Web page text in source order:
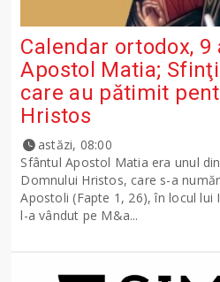
Calendar ortodox, 9
Apostol Matia;
care au pătimit
Hristos
astăzi, 08:00
Sfântul Apostol Matia era unul
Domnului Hristos, care s-a
Apostoli (Fapte 1, 26), în locul lui
l-a vândut pe M&a...